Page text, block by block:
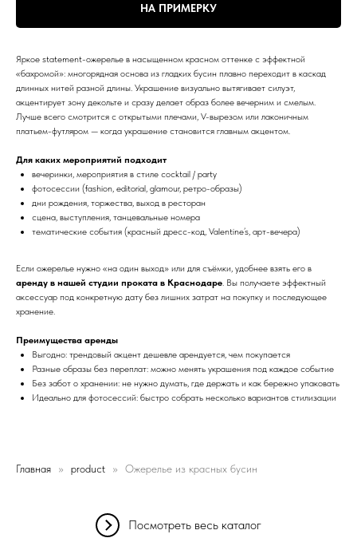
НА ПРИМЕРКУ
Яркое statement-ожерелье в насыщенном красном оттенке с эффектной
«бахромой»: многорядная основа из гладких бусин плавно переходит в каскад
длинных нитей разной длины. Украшение визуально вытягивает силуэт,
акцентирует зону декольте и сразу делает образ более вечерним и смелым.
Лучше всего смотрится с открытыми плечами, V-вырезом или лаконичным
платьем-футляром — когда украшение становится главным акцентом.
Для каких мероприятий подходит
вечеринки, мероприятия в стиле cocktail / party
фотосессии (fashion, editorial, glamour, ретро-образы)
дни рождения, торжества, выход в ресторан
сцена, выступления, танцевальные номера
тематические события (красный дресс-код, Valentine’s, арт-вечера)
Если ожерелье нужно «на один выход» или для съёмки, удобнее взять его в
аренду в нашей студии проката в Краснодаре. Вы получаете эффектный
аксессуар под конкретную дату без лишних затрат на покупку и последующее
хранение.
Преимущества аренды
Выгодно: трендовый акцент дешевле арендуется, чем покупается
Разные образы без переплат: можно менять украшения под каждое событие
Без забот о хранении: не нужно думать, где держать и как бережно упаковать
Идеально для фотосессий: быстро собрать несколько вариантов стилизации
Главная product Ожерелье из красных бусин
Посмотреть весь каталог